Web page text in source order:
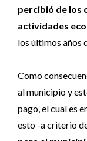
percibió de los
actividades
los últimos años
Como
al municipio y
pago, el cual es
esto -a criterio